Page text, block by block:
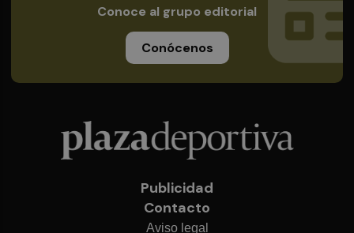
Conoce al grupo editorial
Conócenos
Publicidad
Contacto
Aviso legal